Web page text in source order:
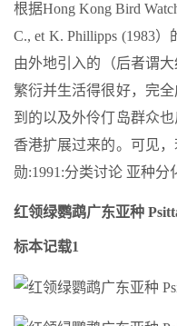
根据Hong Kong Bird
C., et K. Phillipps (1983
由外地引入的（后者谓
繁衍并生活得很好，完
到的以及外伶仃岛群众
香港扩展过来的。可见
勋:1991:分类讨论 亚种
红领绿鹦鹉广东亚种
标本记载1